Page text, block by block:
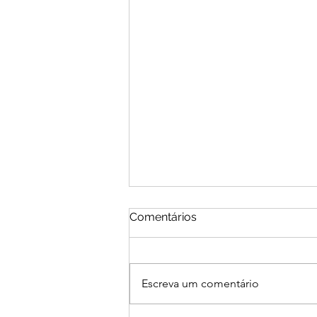
Comentários
Escreva um comentário